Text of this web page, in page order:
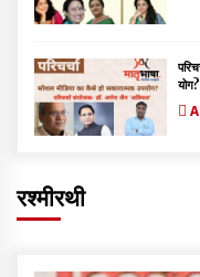
योग?
रश्मीरथी